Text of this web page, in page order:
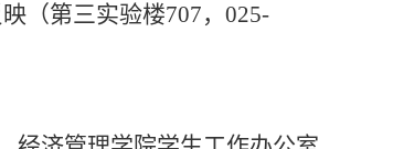
（第三实验楼707，025-